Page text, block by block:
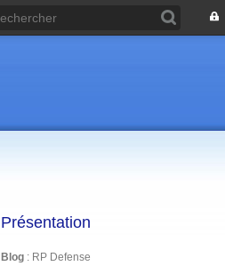
Présentation
Blog : RP Defense